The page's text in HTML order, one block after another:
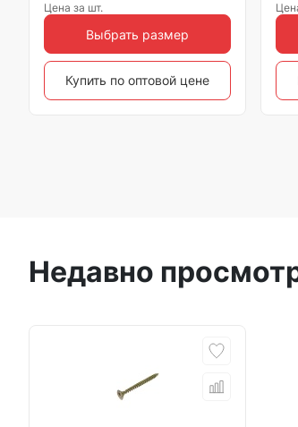
Цена за шт.
Выбрать размер
Купить по оптовой цене
Недавно